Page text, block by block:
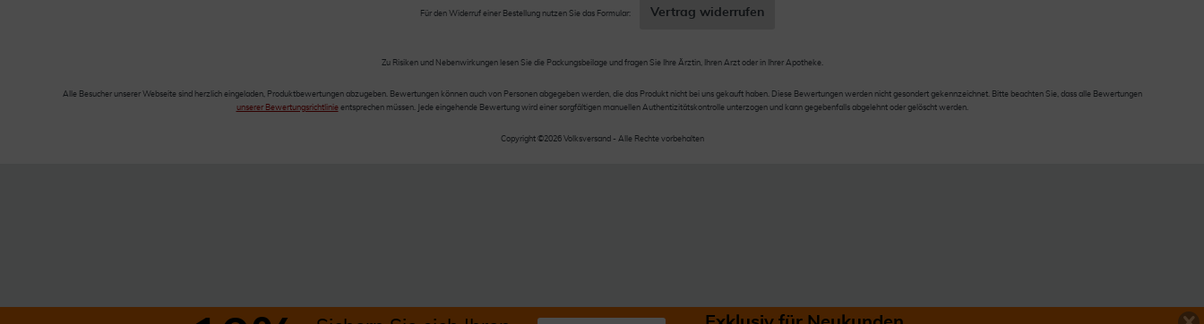
Für den Widerruf einer Bestellung nutzen Sie das Formular: Vertrag widerrufen
Zu Risiken und Nebenwirkungen lesen Sie die Packungsbeilage und fragen Sie Ihre Ärztin, Ihren Arzt oder in Ihrer Apotheke.
Alle Besucher unserer Webseite sind herzlich eingeladen, Produktbewertungen abzugeben. Bewertungen können auch von Personen abgegeben werden, die das Produkt nicht bei uns gekauft haben. Diese Bewertungen werden nicht gesondert gekennzeichnet. Bitte beachten Sie, dass alle Bewertungen
unserer Bewertungsrichtlinieentsprechen müssen. Jede eingehende Bewertung wird einer sorgfältigen manuellen Authentizitätskontrolle unterzogen und kann gegebenfalls abgelehnt oder gelöscht werden.
Copyright ©2026 Volksversand - Alle Rechte vorbehalten